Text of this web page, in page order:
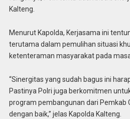
Kalteng.
Menurut Kapolda, Kerjasama ini
terutama dalam pemulihan situasi
ketenteraman masyarakat pada
“Sinergitas yang sudah bagus ini
Pastinya Polri juga berkomitmen
program pembangunan dari Pemkab
dengan baik,” jelas Kapolda Kalteng.